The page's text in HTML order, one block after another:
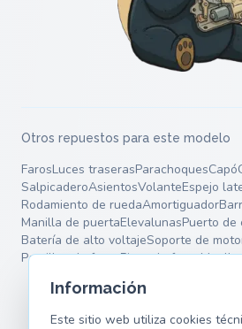
Otros repuestos para este modelo
FarosLuces traserasParachoquesCapó
SalpicaderoAsientosVolanteEspejo
Rodamiento de ruedaAmortiguador
Manilla de puertaElevalunasPuerto de
Batería de alto voltajeSoporte de
Pastillas de frenoPinza de freno
Información
Este sitio web utiliza cookies